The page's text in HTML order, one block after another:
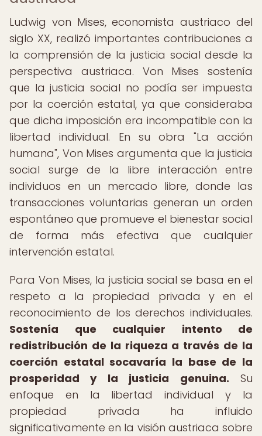
Ludwig von Mises, economista austriaco del
siglo XX, realizó importantes contribuciones a
la comprensión de la justicia social desde la
perspectiva austriaca. Von Mises sostenía
que la justicia social no podía ser impuesta
por la coerción estatal, ya que consideraba
que dicha imposición era incompatible con la
libertad individual. En su obra "La acción
humana", Von Mises argumenta que la justicia
social surge de la libre interacción entre
individuos en un mercado libre, donde las
transacciones voluntarias generan un orden
espontáneo que promueve el bienestar social
de forma más efectiva que cualquier
intervención estatal.
Para Von Mises, la justicia social se basa en el
respeto a la propiedad privada y en el
reconocimiento de los derechos individuales.
Sostenía que cualquier intento de
redistribución de la riqueza a través de la
coerción estatal socavaría la base de la
prosperidad y la justicia genuina. Su
enfoque en la libertad individual y la
propiedad privada ha influido
significativamente en la visión austriaca sobre